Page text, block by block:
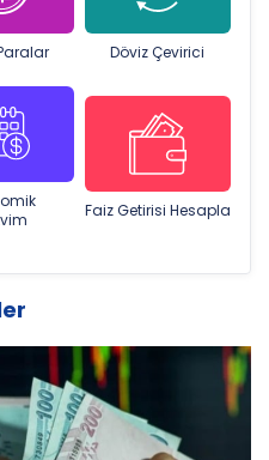
Döviz Çevirici
Faiz Getirisi Hesapla